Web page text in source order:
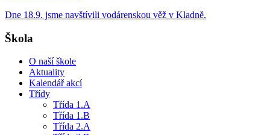
Dne 18.9. jsme navštívili vodárenskou věž v Kladně.
Škola
O naší škole
Aktuality
Kalendář akcí
Třídy
Třída 1.A
Třída 1.B
Třída 2.A